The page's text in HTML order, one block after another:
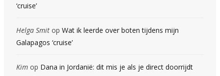
‘cruise’
Helga Smit op Wat ik leerde over boten tijdens mijn
Galapagos ‘cruise’
Kim op Dana in Jordanië: dit mis je als je direct doorrijdt